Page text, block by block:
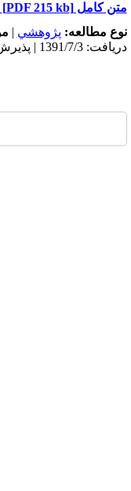
متن کامل[PDF 215 kb]
نوع مطالعه: پژوهشي |
دریافت: 1391/7/3 | پذیرش: 1394/4/10 | انتشار: 1394/4/10